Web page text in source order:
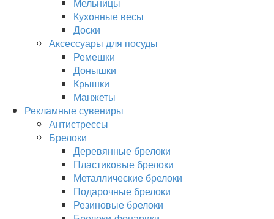
Кухонные весы
Доски
Аксессуары для посуды
Ремешки
Донышки
Крышки
Манжеты
Рекламные сувениры
Антистрессы
Брелоки
Деревянные брелоки
Пластиковые брелоки
Металлические брелоки
Подарочные брелоки
Резиновые брелоки